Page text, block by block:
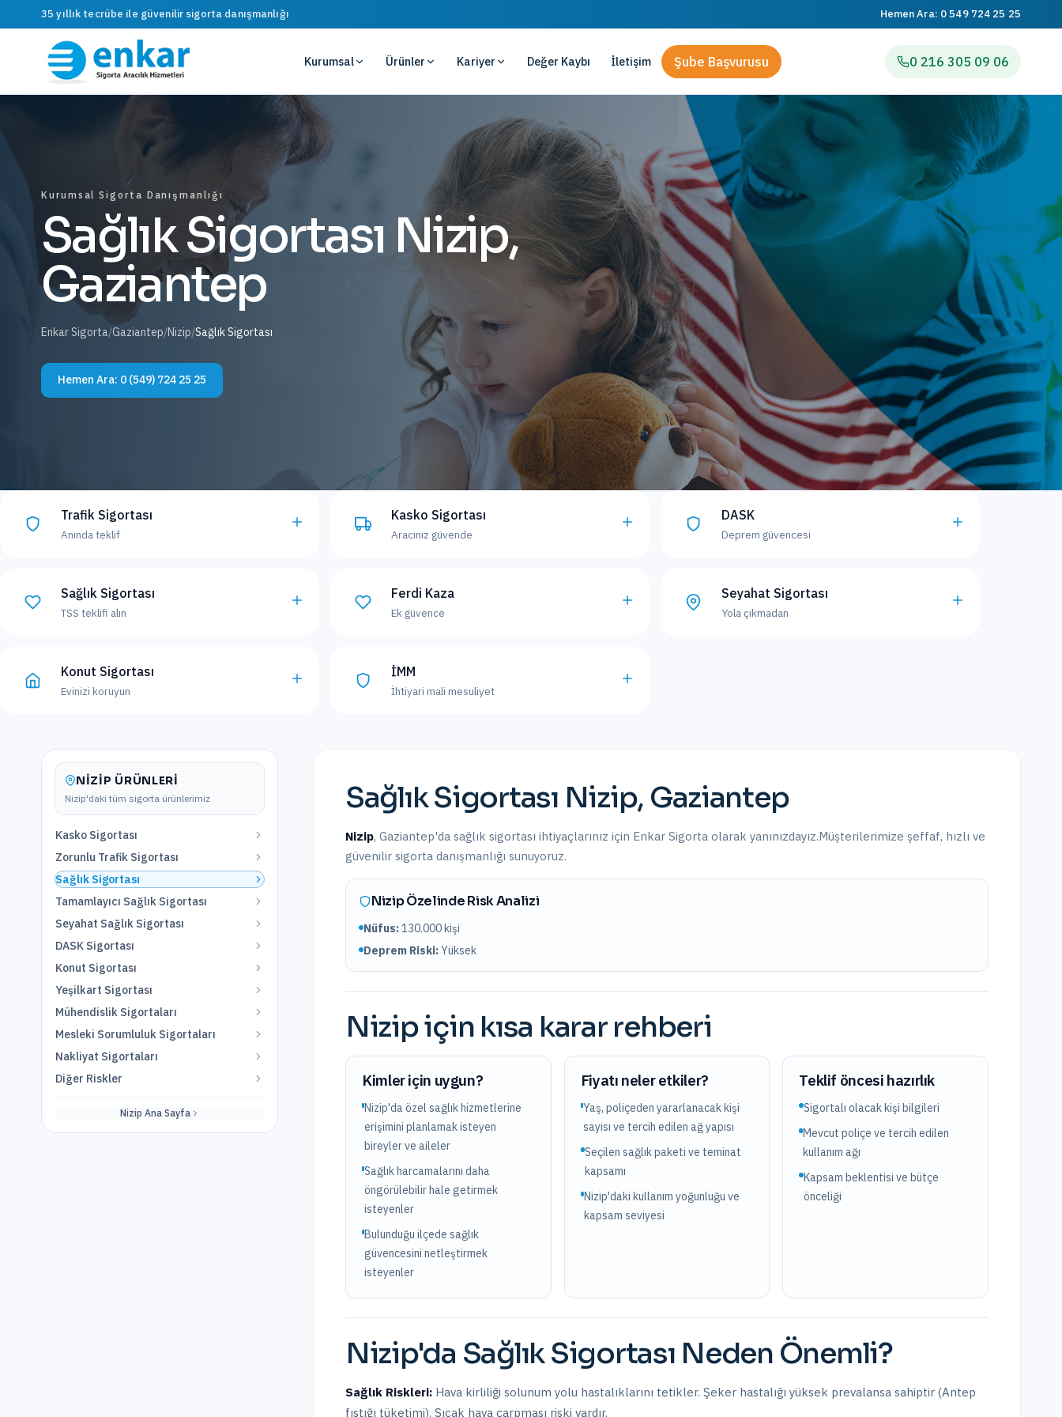
35 yıllık tecrübe ile güvenilir sigorta danışmanlığı Hemen Ara: 0 549 724 25 25
Kurumsal Ürünler Kariyer Değer Kaybı İletişim Şube Başvurusu 0 216 305 09 06
Kurumsal Sigorta Danışmanlığı
Sağlık Sigortası Nizip,
Gaziantep
Enkar Sigorta/Gaziantep/Nizip/Sağlık Sigortası
Hemen Ara: 0 (549) 724 25 25
Trafik Sigortası
Anında teklif
Kasko Sigortası
Aracınız güvende
DASK
Deprem güvencesi
Sağlık Sigortası
TSS teklifi alın
Ferdi Kaza
Ek güvence
Seyahat Sigortası
Yola çıkmadan
Konut Sigortası
Evinizi koruyun
İMM
İhtiyari mali mesuliyet
NIZIP ÜRÜNLERI
Nizip'daki tüm sigorta ürünlerimiz
Kasko Sigortası
Zorunlu Trafik Sigortası
Sağlık Sigortası
Tamamlayıcı Sağlık Sigortası
Seyahat Sağlık Sigortası
DASK Sigortası
Konut Sigortası
Yeşilkart Sigortası
Mühendislik Sigortaları
Mesleki Sorumluluk Sigortaları
Nakliyat Sigortaları
Diğer Riskler
Nizip Ana Sayfa
Sağlık Sigortası Nizip, Gaziantep
Nizip, Gaziantep'da sağlık sigortası ihtiyaçlarınız için Enkar Sigorta olarak yanınızdayız.Müşterilerimize şeffaf, hızlı ve
güvenilir sigorta danışmanlığı sunuyoruz.
NizipÖzelinde Risk Analizi
Nüfus:130.000kişi
Deprem Riski:Yüksek
Nizipiçin kısa karar rehberi
Kimler için uygun?
Nizip'da özel sağlık hizmetlerine
erişimini planlamak isteyen
bireyler ve aileler
Sağlık harcamalarını daha
öngörülebilir hale getirmek
isteyenler
Bulunduğu ilçede sağlık
güvencesini netleştirmek
isteyenler
Fiyatı neler etkiler?
Yaş, poliçeden yararlanacak kişi
sayısı ve tercih edilen ağ yapısı
Seçilen sağlık paketi ve teminat
kapsamı
Nizip'daki kullanım yoğunluğu ve
kapsam seviyesi
Teklif öncesi hazırlık
Sigortalı olacak kişi bilgileri
Mevcut poliçe ve tercih edilen
kullanım ağı
Kapsam beklentisi ve bütçe
önceliği
Nizip'da Sağlık Sigortası Neden Önemli?
Sağlık Riskleri: Hava kirliliği solunum yolu hastalıklarını tetikler. Şeker hastalığı yüksek prevalansa sahiptir (Antep
fıstığı tüketimi). Sıcak hava çarpması riski vardır.